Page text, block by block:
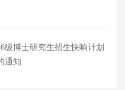
级博士研究生招生快响计划
通知